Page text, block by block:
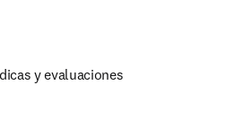
y evaluaciones